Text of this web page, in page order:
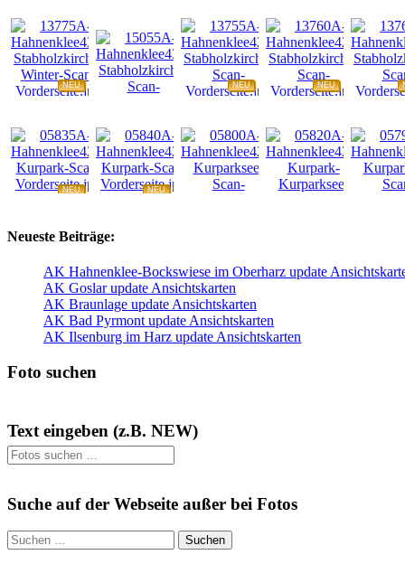
NEU NEU NEU
NEU
NEU
Neueste Beiträge:
AK Hahnenklee-Bockswiese im Oberharz update
AK Goslar update Ansichtskarten
AK Braunlage update Ansichtskarten
AK Bad Pyrmont update Ansichtskarten
AK Ilsenburg im Harz update Ansichtskarten
Foto suchen
Text eingeben (z.B. NEW)
Suchen
Suche auf der Webseite außer bei Fotos
Suchen
nach: